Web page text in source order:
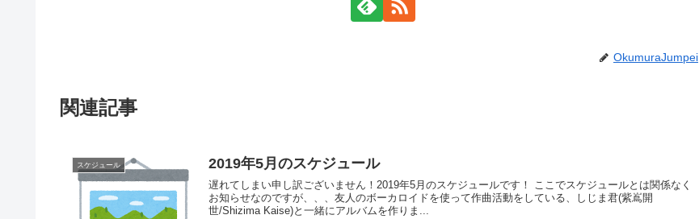
OkumuraJumpei
関連記事
スケジュール 2019年5月のスケジュール
遅れてしまい申し訳ございません！2019年5月のスケジュールです！ ここでスケジュールとは関係なく
お知らせなのですが、、、友人のボーカロイドを使って作曲活動をしている、しじま君(紫嶌開
世/Shizima Kaise)と一緒にアルバムを作りま...